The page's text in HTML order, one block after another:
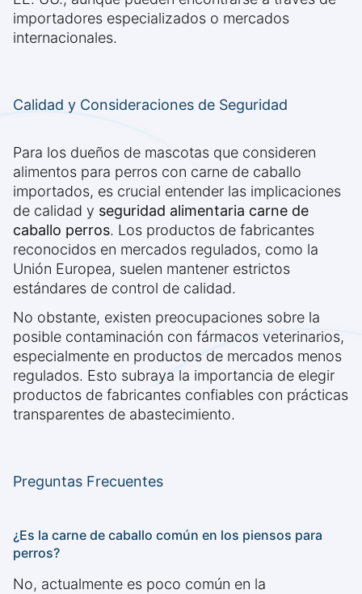
importadores especializados o mercados
internacionales.
Calidad y Consideraciones de Seguridad
Para los dueños de mascotas que consideren
alimentos para perros con carne de caballo
importados, es crucial entender las implicaciones
de calidad y seguridad alimentaria carne de
caballo perros. Los productos de fabricantes
reconocidos en mercados regulados, como la
Unión Europea, suelen mantener estrictos
estándares de control de calidad.
No obstante, existen preocupaciones sobre la
posible contaminación con fármacos veterinarios,
especialmente en productos de mercados menos
regulados. Esto subraya la importancia de elegir
productos de fabricantes confiables con prácticas
transparentes de abastecimiento.
Preguntas Frecuentes
¿Es la carne de caballo común en los piensos para
perros?
No, actualmente es poco común en la